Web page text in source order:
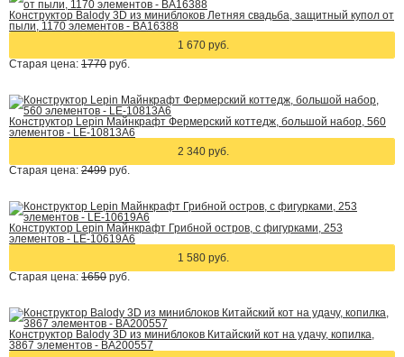
Конструктор Balody 3D из миниблоков Летняя свадьба, защитный купол от
пыли, 1170 элементов - BA16388
1 670 руб.
Старая цена: 1770 руб.
Конструктор Lepin Майнкрафт Фермерский коттедж, большой набор, 560
элементов - LE-10813A6
2 340 руб.
Старая цена: 2499 руб.
Конструктор Lepin Майнкрафт Грибной остров, с фигурками, 253
элементов - LE-10619A6
1 580 руб.
Старая цена: 1650 руб.
Конструктор Balody 3D из миниблоков Китайский кот на удачу, копилка,
3867 элементов - BA200557